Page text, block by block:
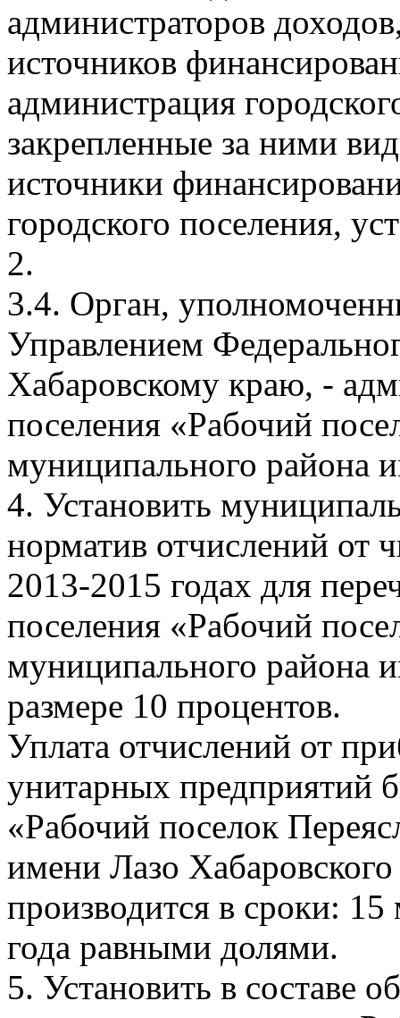
администраторов
источников
администрация
закрепленные за ними
источники
городского поселения,
2.
3.4. Орган,
Управлением
Хабаровскому краю, -
поселения «Рабочий
муниципального района
4. Установить
норматив отчислений от
2013-2015 годах для
поселения «Рабочий
муниципального района
размере 10 процентов.
Уплата отчислений от
унитарных предприятий
«Рабочий поселок
имени Лазо
производится в сроки: 15
года равными долями.
5. Установить в составе